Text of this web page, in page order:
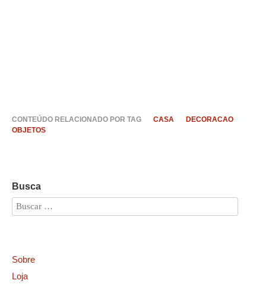
CONTEÚDO RELACIONADO POR TAG CASA
DECORACAO
OBJETOS
Busca
Sobre
Loja